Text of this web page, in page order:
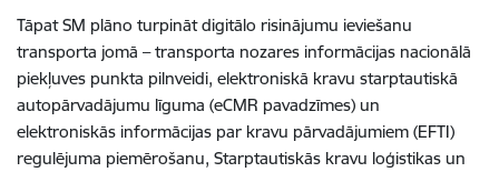
Tāpat SM plāno turpināt digitālo risinājumu ieviešanu
transporta jomā – transporta nozares informācijas nacionālā
piekļuves punkta pilnveidi, elektroniskā kravu starptautiskā
autopārvadājumu līguma (eCMR pavadzīmes) un
elektroniskās informācijas par kravu pārvadājumiem (EFTI)
regulējuma piemērošanu, Starptautiskās kravu loģistikas un